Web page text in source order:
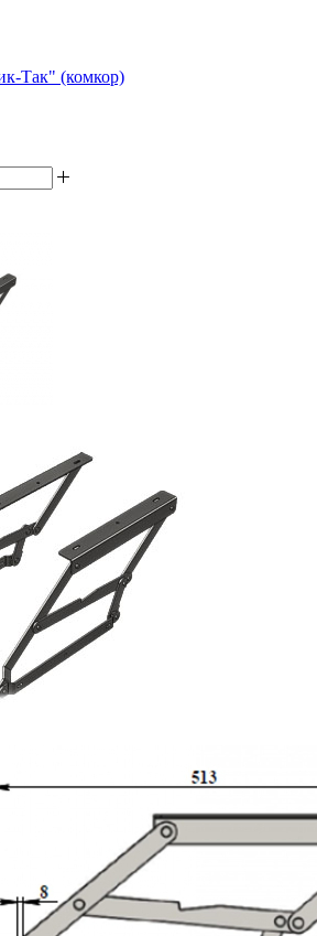
Так" (комкор)